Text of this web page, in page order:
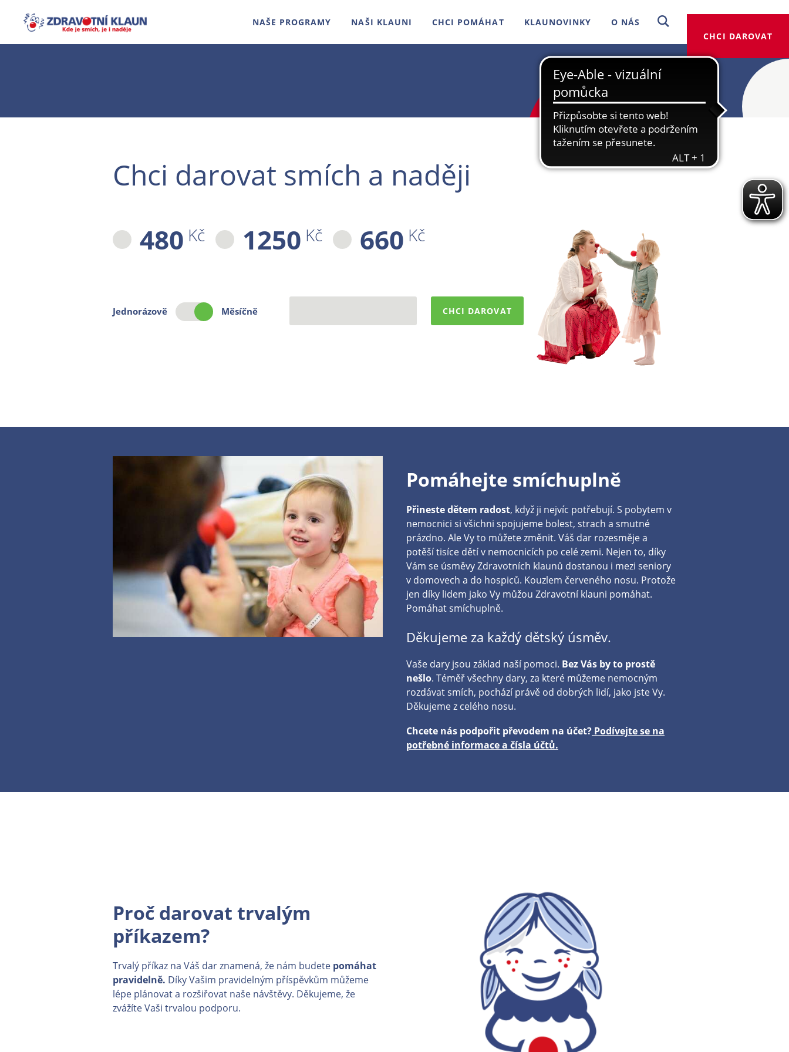
CHCI DAROVAT
NAŠE PROGRAMY NAŠI KLAUNI CHCI POMÁHAT KLAUNOVINKY O NÁS
Chci darovat smích a naději
480 Kč 1250 Kč 660 Kč
Jednorázově Měsíčně CHCI DAROVAT
Pomáhejte smíchuplně
Přineste dětem radost, když ji nejvíc potřebují. S pobytem v
nemocnici si všichni spojujeme bolest, strach a smutné
prázdno. Ale Vy to můžete změnit. Váš dar rozesměje a
potěší tisíce dětí v nemocnicích po celé zemi. Nejen to, díky
Vám se úsměvy Zdravotních klaunů dostanou i mezi seniory
v domovech a do hospiců. Kouzlem červeného nosu. Protože
jen díky lidem jako Vy můžou Zdravotní klauni pomáhat.
Pomáhat smíchuplně.
Děkujeme za každý dětský úsměv.
Vaše dary jsou základ naší pomoci. Bez Vás by to prostě
nešlo. Téměř všechny dary, za které můžeme nemocným
rozdávat smích, pochází právě od dobrých lidí, jako jste Vy.
Děkujeme z celého nosu.
Chcete nás podpořit převodem na účet? Podívejte se na
potřebné informace a čísla účtů.
Proč darovat trvalým
příkazem?
Trvalý příkaz na Váš dar znamená, že nám budete pomáhat
pravidelně. Díky Vašim pravidelným příspěvkům můžeme
lépe plánovat a rozšiřovat naše návštěvy. Děkujeme, že
zvážíte Vaši trvalou podporu.